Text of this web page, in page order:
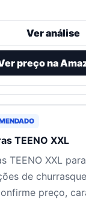
Ver análise
preço na
TEENO XXL
TEENO XXL
de
preço,